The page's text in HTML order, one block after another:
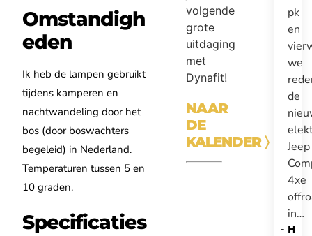
Omstandigh
eden
Ik heb de lampen gebruikt
tijdens kamperen en
nachtwandeling door het
bos (door boswachters
begeleid) in Nederland.
Temperaturen tussen 5 en
10 graden.
Specificaties
volgende
grote
uitdaging
met
Dynafit!
NAAR
DE
KALENDER〉
pk
en
we
de
Jeep
4xe
in…
H
-